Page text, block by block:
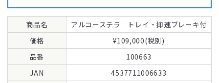
商品名
価格
品番
JAN